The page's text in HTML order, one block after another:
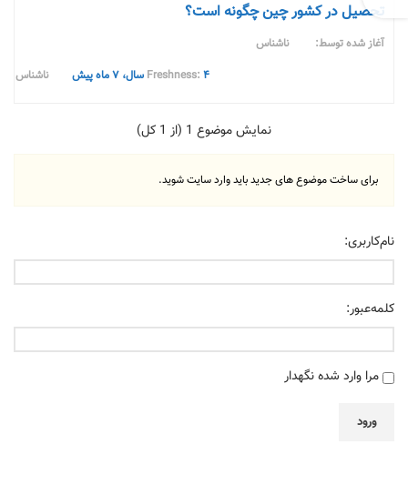
تحصیل در کشور چین چگونه است؟
آغاز شده توسط:
ناشناس
۴ سال، ۷ ماه پیش
ناشناس
نمایش موضوع 1 (از 1 کل)
برای ساخت موضوع های جدید باید وارد سایت شوید.
نام‌کاربری:
کلمه‌عبور:
مرا وارد شده نگهدار
ورود